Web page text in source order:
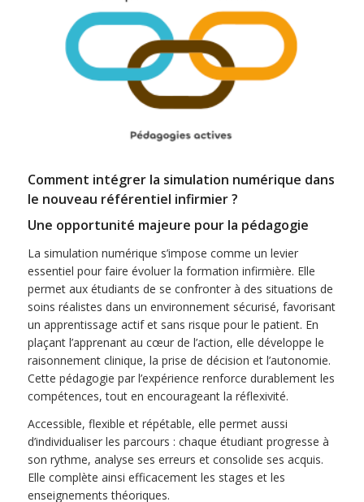
Comment intégrer la simulation numérique dans
le nouveau référentiel infirmier ?
Une opportunité majeure pour la pédagogie
La simulation numérique s’impose comme un levier
essentiel pour faire évoluer la formation infirmière. Elle
permet aux étudiants de se confronter à des situations de
soins réalistes dans un environnement sécurisé, favorisant
un apprentissage actif et sans risque pour le patient. En
plaçant l’apprenant au cœur de l’action, elle développe le
raisonnement clinique, la prise de décision et l’autonomie.
Cette pédagogie par l’expérience renforce durablement les
compétences, tout en encourageant la réflexivité.
Accessible, flexible et répétable, elle permet aussi
d’individualiser les parcours : chaque étudiant progresse à
son rythme, analyse ses erreurs et consolide ses acquis.
Elle complète ainsi efficacement les stages et les
enseignements théoriques.